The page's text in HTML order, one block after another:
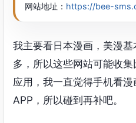
网站地址： https://bee-
我主要看日本漫画，美漫
多，所以这些网站可能收
应用，我一直觉得手机看
APP，所以碰到再补吧。